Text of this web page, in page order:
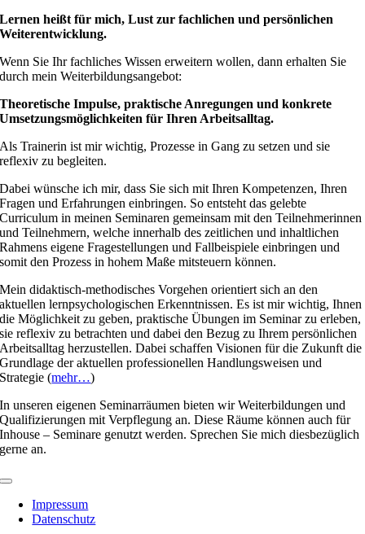
Lernen heißt für mich, Lust zur fachlichen und persönlichen
Weiterentwicklung.
Wenn Sie Ihr fachliches Wissen erweitern wollen, dann erhalten Sie
durch mein Weiterbildungsangebot:
Theoretische Impulse, praktische Anregungen und konkrete
Umsetzungsmöglichkeiten für Ihren Arbeitsalltag.
Als Trainerin ist mir wichtig, Prozesse in Gang zu setzen und sie
reflexiv zu begleiten.
Dabei wünsche ich mir, dass Sie sich mit Ihren Kompetenzen, Ihren
Fragen und Erfahrungen einbringen. So entsteht das gelebte
Curriculum in meinen Seminaren gemeinsam mit den Teilnehmerinnen
und Teilnehmern, welche innerhalb des zeitlichen und inhaltlichen
Rahmens eigene Fragestellungen und Fallbeispiele einbringen und
somit den Prozess in hohem Maße mitsteuern können.
Mein didaktisch-methodisches Vorgehen orientiert sich an den
aktuellen lernpsychologischen Erkenntnissen. Es ist mir wichtig, Ihnen
die Möglichkeit zu geben, praktische Übungen im Seminar zu erleben,
sie reflexiv zu betrachten und dabei den Bezug zu Ihrem persönlichen
Arbeitsalltag herzustellen. Dabei schaffen Visionen für die Zukunft die
Grundlage der aktuellen professionellen Handlungsweisen und
Strategie (mehr…)
In unseren eigenen Seminarräumen bieten wir Weiterbildungen und
Qualifizierungen mit Verpflegung an. Diese Räume können auch für
Inhouse – Seminare genutzt werden. Sprechen Sie mich diesbezüglich
gerne an.
Toggle
NavigationImpressum
Datenschutz